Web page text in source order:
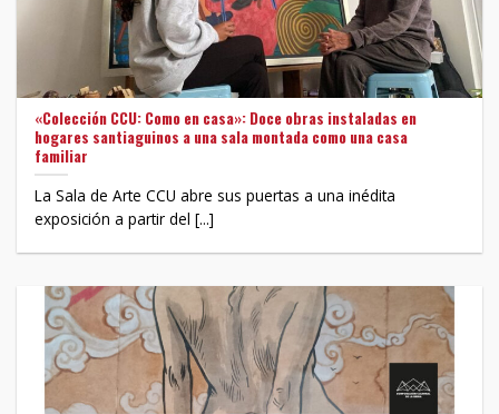
«Colección CCU: Como en casa»: Doce obras instaladas en
hogares santiaguinos a una sala montada como una casa
familiar
La Sala de Arte CCU abre sus puertas a una inédita
exposición a partir del [...]